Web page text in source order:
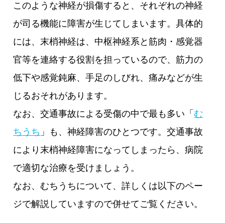
このような神経が損傷すると、それぞれの神経
が司る機能に障害が生じてしまいます。具体的
には、末梢神経は、中枢神経系と筋肉・感覚器
官等を連絡する役割を担っているので、筋力の
低下や感覚鈍麻、手足のしびれ、痛みなどが生
じるおそれがあります。
なお、交通事故による受傷の中で最も多い「 む
ちうち 」も、神経障害のひとつです。交通事故
により末梢神経障害になってしまったら、病院
で適切な治療を受けましょう。
なお、むちうちについて、詳しくは以下のペー
ジで解説していますので併せてご覧ください。